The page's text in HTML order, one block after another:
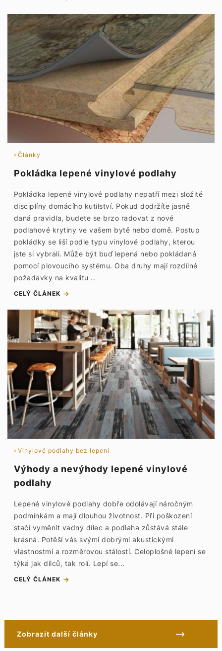
Články
Pokládka lepené vinylové podlahy
Pokládka lepené vinylové podlahy nepatří mezi složité
disciplíny domácího kutilství. Pokud dodržíte jasně
daná pravidla, budete se brzo radovat z nové
podlahové krytiny ve vašem bytě nebo domě. Postup
pokládky se liší podle typu vinylové podlahy, kterou
jste si vybrali. Může být buď lepená nebo pokládaná
pomocí plovoucího systému. Oba druhy mají rozdílné
požadavky na kvalitu ..
CELÝ ČLÁNEK
Vinylové podlahy bez lepení
Výhody a nevýhody lepené vinylové
podlahy
Lepené vinylové podlahy dobře odolávají náročným
podmínkám a mají dlouhou životnost. Při poškození
stačí vyměnit vadný dílec a podlaha zůstává stále
krásná. Potěší vás svými dobrými akustickými
vlastnostmi a rozměrovou stálostí. Celoplošné lepení se
týká jak dílců, tak rolí. Lepí se...
CELÝ ČLÁNEK
Zobrazit další články